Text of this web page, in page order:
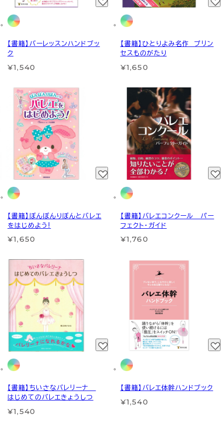
【書籍】バーレッスンハンドブッ
ク
¥1,540
【書籍】ひとりよみ名作 プリン
セスものがたり
¥1,650
【書籍】ぼんぼんりぼんとバレエ
をはじめよう!
¥1,650
【書籍】バレエコンクール パー
フェクト・ガイド
¥1,760
【書籍】ちいさなバレリーナ
はじめてのバレエきょうしつ
¥1,540
【書籍】バレエ体幹ハンドブック
¥1,540